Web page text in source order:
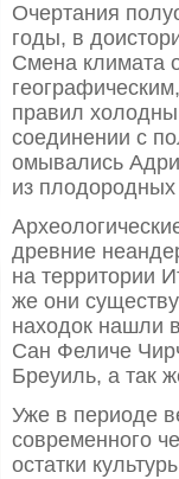
Очертания
годы, в
Смена климата
правил
соединении с
омывались
из
древние
на территории
же они
находок нашли
Сан Феличе
Бреуиль, а так
Уже в периоде
современного
остатки